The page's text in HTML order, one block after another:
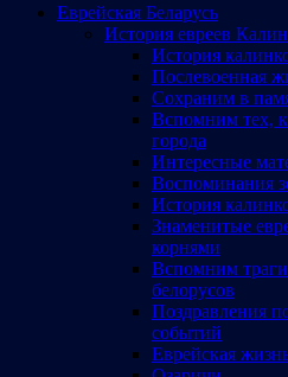
Еврейская Беларусь
История евреев
История
Послевоенная
Сохраним в
Вспомним тех,
города
Интересные
Воспоминания
История
Знаменитые
корнями
Вспомним
белорусов
Поздравления
событий
Еврейская